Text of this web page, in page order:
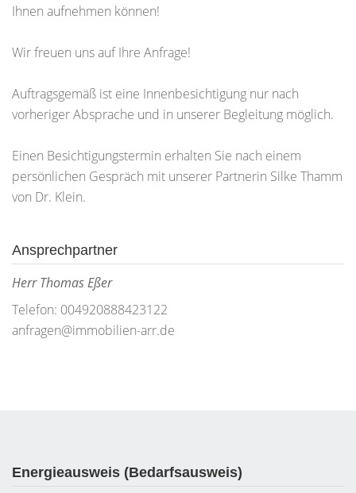
Ihnen aufnehmen können!
Wir freuen uns auf Ihre Anfrage!
Auftragsgemäß ist eine Innenbesichtigung nur nach
vorheriger Absprache und in unserer Begleitung möglich.
Einen Besichtigungstermin erhalten Sie nach einem
persönlichen Gespräch mit unserer Partnerin Silke Thamm
von Dr. Klein.
Ansprechpartner
Herr Thomas Eßer
Telefon: 004920888423122
anfragen@immobilien-arr.de
Energieausweis (Bedarfsausweis)